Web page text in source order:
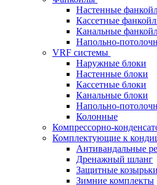
Настенные
Кассетные
Канальные
Напольно-
VRF системы
Наружные блоки
Настенные блоки
Кассетные блоки
Канальные блоки
Напольно-
Колонные
Компрессорно-
Комплектующие к
Антивандальные
Дренажный шланг
Защитные козырьки
Зимние комплекты